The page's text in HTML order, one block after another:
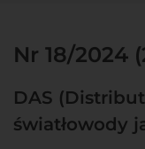
Nr 18/2024
DAS
światłowody